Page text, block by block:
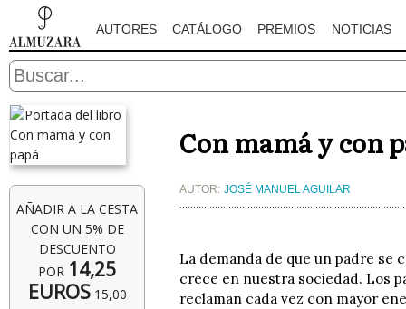
AUTORES CATÁLOGO PREMIOS NOTICIAS
AÑADIR A LA CESTA
CON UN 5% DE
DESCUENTO
POR 14,25
EUROS 15,00
Con mamá y con
AUTOR: JOSÉ MANUEL AGUILAR
La demanda de que un padre se
crece en nuestra sociedad. Los
reclaman cada vez con mayor